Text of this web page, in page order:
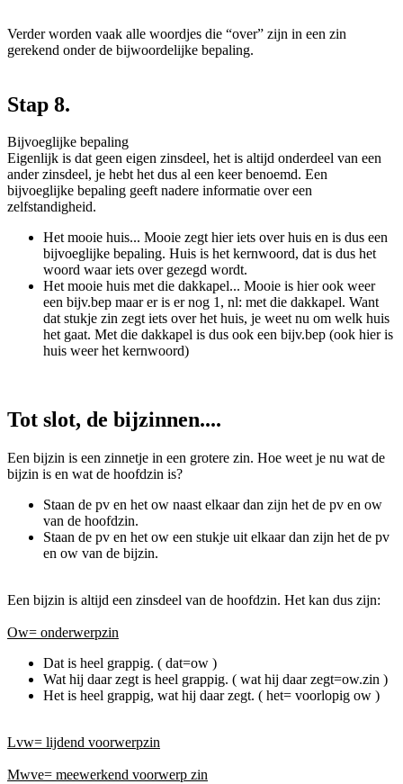
Verder worden vaak alle woordjes die “over” zijn in een zin
gerekend onder de bijwoordelijke bepaling.
Stap 8.
Bijvoeglijke bepaling
Eigenlijk is dat geen eigen zinsdeel, het is altijd onderdeel van een
ander zinsdeel, je hebt het dus al een keer benoemd. Een
bijvoeglijke bepaling geeft nadere informatie over een
zelfstandigheid.
Het mooie huis... Mooie zegt hier iets over huis en is dus een
bijvoeglijke bepaling. Huis is het kernwoord, dat is dus het
woord waar iets over gezegd wordt.
Het mooie huis met die dakkapel... Mooie is hier ook weer
een bijv.bep maar er is er nog 1, nl: met die dakkapel. Want
dat stukje zin zegt iets over het huis, je weet nu om welk huis
het gaat. Met die dakkapel is dus ook een bijv.bep (ook hier is
huis weer het kernwoord)
Tot slot, de bijzinnen....
Een bijzin is een zinnetje in een grotere zin. Hoe weet je nu wat de
bijzin is en wat de hoofdzin is?
Staan de pv en het ow naast elkaar dan zijn het de pv en ow
van de hoofdzin.
Staan de pv en het ow een stukje uit elkaar dan zijn het de pv
en ow van de bijzin.
Een bijzin is altijd een zinsdeel van de hoofdzin. Het kan dus zijn:
Ow= onderwerpzin
Dat is heel grappig. ( dat=ow )
Wat hij daar zegt is heel grappig. ( wat hij daar zegt=ow.zin )
Het is heel grappig, wat hij daar zegt. ( het= voorlopig ow )
Lvw= lijdend voorwerpzin
Mwve= meewerkend voorwerp zin